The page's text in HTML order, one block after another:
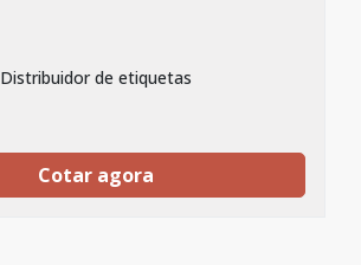
Distribuidor de etiquetas
Cotar agora